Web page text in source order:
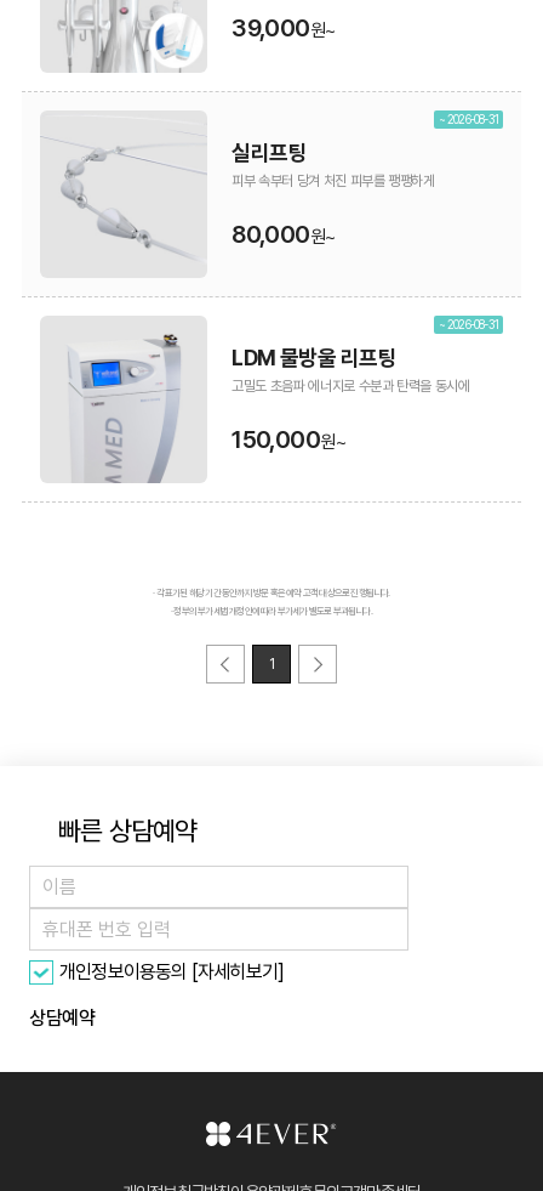
39,000원~
실리프팅
피부 속부터 당겨 처진 피부를 팽팽하게
~ 2026-08-31
80,000원~
LDM 물방울 리프팅
고밀도 초음파 에너지로 수분과 탄력을 동시에
~ 2026-08-31
150,000원~
· 각 표기된 해당 기간 동안까지 방문 혹은 예약 고객 대상으로 진행됩니다.
· 정부의 부가세법 개정안에 따라 부가세가 별도로 부과됩니다.
1
빠른 상담예약
개인정보이용동의 [자세히보기]
상담예약